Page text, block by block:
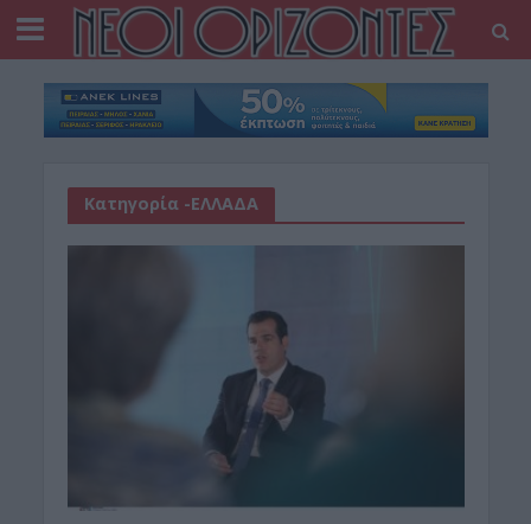
Κατηγορία -ΕΛΛΑΔΑ